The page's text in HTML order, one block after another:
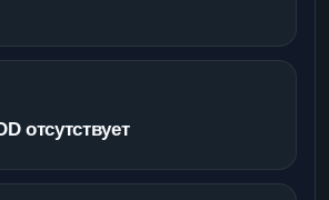
отсутствует